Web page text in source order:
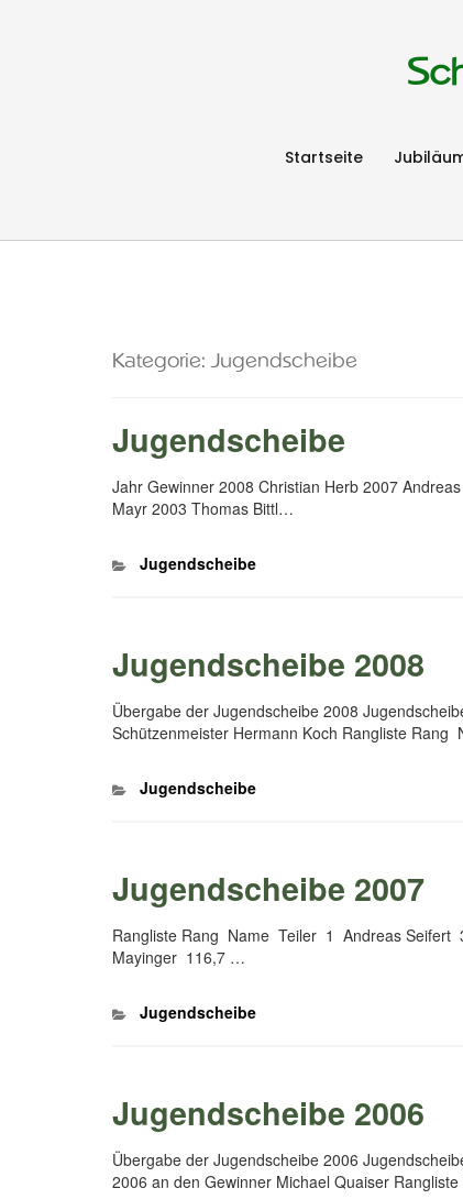
Startseite
Kategorie:Jugendscheibe
Jugendscheibe
Jahr Gewinner 2008 Christian Herb 2007
Mayr 2003 Thomas Bittl…
Kategorien
Jugendscheibe
Jugendscheibe 2008
Übergabe der Jugendscheibe 2008
Schützenmeister Hermann Koch Rangliste
Kategorien
Jugendscheibe
Jugendscheibe 2007
Rangliste Rang Name Teiler 1 Andreas
Mayinger 116,7 …
Kategorien
Jugendscheibe
Jugendscheibe 2006
Übergabe der Jugendscheibe 2006
2006 an den Gewinner Michael Quaiser